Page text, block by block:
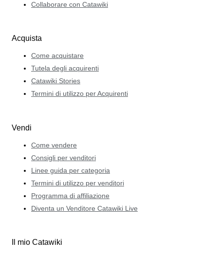
Collaborare con Catawiki
Acquista
Come acquistare
Tutela degli acquirenti
Catawiki Stories
Termini di utilizzo per Acquirenti
Vendi
Come vendere
Consigli per venditori
Linee guida per categoria
Termini di utilizzo per venditori
Programma di affiliazione
Diventa un Venditore Catawiki Live
Il mio Catawiki